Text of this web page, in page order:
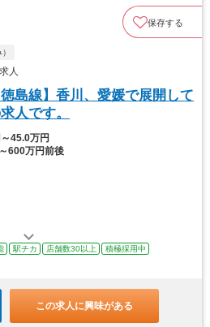
保存する
人
島線】香川、愛媛で展開して
人です。
45.0万円
600万円前後
駅チカ 店舗数30以上
積極採用中
この求人に興味がある